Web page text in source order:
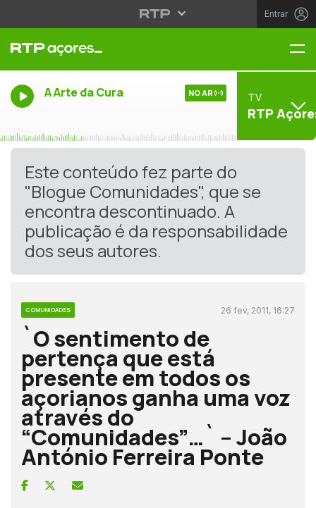
Entrar
A Arte da Cura NO AR TV
RTP
Este conteúdo fez parte do
"Blogue Comunidades", que se
encontra descontinuado. A
publicação é da responsabilidade
dos seus autores.
COMUNIDADES 26 fev, 2011, 16:27
`O sentimento de
pertença que está
presente em todos os
açorianos ganha uma voz
através do
“Comunidades”…` – João
António Ferreira Ponte